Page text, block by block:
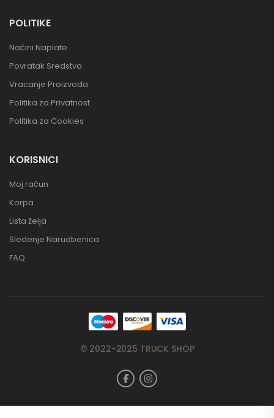
POLITIKE
Načini Naplate
Povratak Sredstva
Vracanje Proizvoda
Politika za Privatnost
Politika za Cookies
KORISNICI
Moj račun
Korpa
Lista želja
Sledenje Narudbenica
FAQ
© 2022-2025 TRUCK SHOP